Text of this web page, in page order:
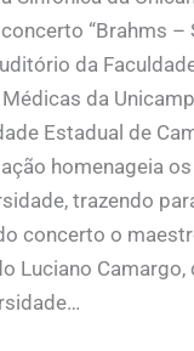
“Brahms –
da
da
Estadual de
homenageia
trazendo
concerto o
Luciano Camargo,